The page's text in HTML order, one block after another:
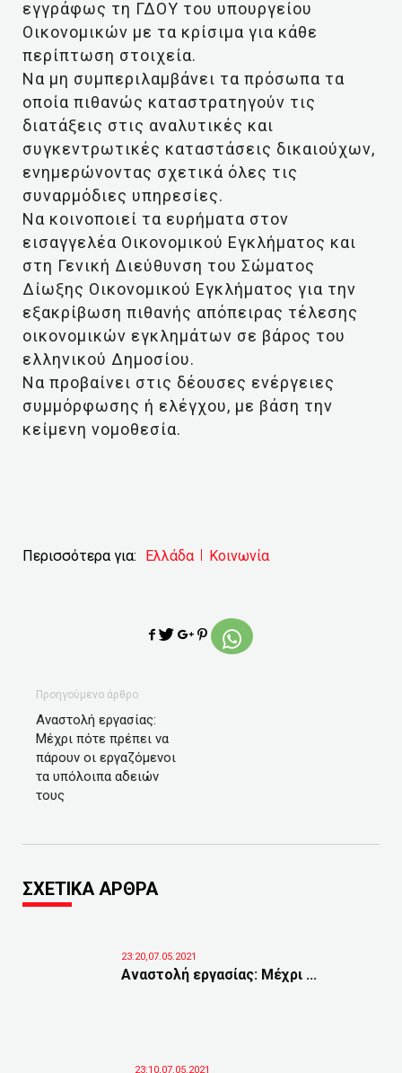
εγγράφως τη ΓΔΟΥ του υπουργείου
Οικονομικών με τα κρίσιμα για κάθε
περίπτωση στοιχεία.
Να μη συμπεριλαμβάνει τα πρόσωπα τα
οποία πιθανώς καταστρατηγούν τις
διατάξεις στις αναλυτικές και
συγκεντρωτικές καταστάσεις δικαιούχων,
ενημερώνοντας σχετικά όλες τις
συναρμόδιες υπηρεσίες.
Να κοινοποιεί τα ευρήματα στον
εισαγγελέα Οικονομικού Εγκλήματος και
στη Γενική Διεύθυνση του Σώματος
Δίωξης Οικονομικού Εγκλήματος για την
εξακρίβωση πιθανής απόπειρας τέλεσης
οικονομικών εγκλημάτων σε βάρος του
ελληνικού Δημοσίου.
Να προβαίνει στις δέουσες ενέργειες
συμμόρφωσης ή ελέγχου, με βάση την
κείμενη νομοθεσία.
Περισσότερα για: Ελλάδα Κοινωνία
Προηγούμενο άρθρο
Αναστολή εργασίας:
Μέχρι πότε πρέπει να
πάρουν οι εργαζόμενοι
τα υπόλοιπα αδειών
τους
ΣΧΕΤΙΚΑ ΑΡΘΡΑ
23:20,07.05.2021
Αναστολή εργασίας: Μέχρι ...
23:10,07.05.2021